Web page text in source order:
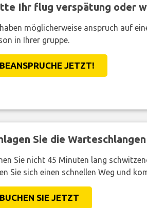
Ihr flug verspätung oder
möglicherweise anspruch auf
in Ihrer gruppe.
BEANSPRUCHE JETZT!
Sie die Warteschlangen
Sie nicht 45 Minuten lang
Sie sich einen schnellen Weg und
BUCHEN SIE JETZT